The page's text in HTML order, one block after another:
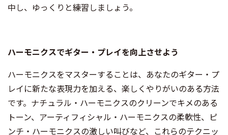
中し、ゆっくりと練習しましょう。
ハーモニクスでギター・プレイを向上させよう
ハーモニクスをマスターすることは、あなたのギター・プ
レイに新たな表現力を加える、楽しくやりがいのある方法
です。ナチュラル・ハーモニクスのクリーンでキメのある
トーン、アーティフィシャル・ハーモニクスの柔軟性、ピ
ンチ・ハーモニクスの激しい叫びなど、これらのテクニッ